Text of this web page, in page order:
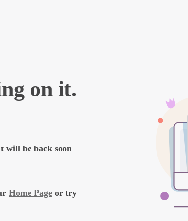
(Deutsche Krebsgesellschaft, Deutsche
www.leitlinienprogramm-onkologie.de/
Kutane Lymphome. Wissensdatenbank
https://widb.krebsinformationsdienst.de/